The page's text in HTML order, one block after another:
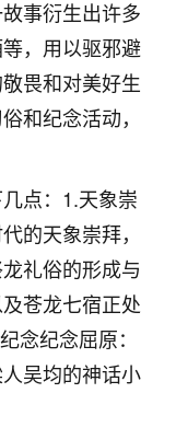
事衍生出许多
，用以驱邪避
畏和对美好生
和纪念活动，
点：1.天象崇
的天象崇拜，
礼俗的形成与
苍龙七宿正处
念纪念屈原：
吴均的神话小
找人看看到底怎么
有时不服命不行
意不算大，但
跟进的，选
哪都看了，虽然
以，前几天又
运更好一点！
18
一说她就要死要活
给我推荐的慧来老